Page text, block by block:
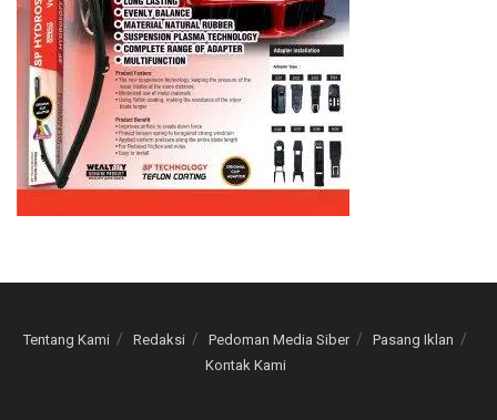
Tentang Kami Redaksi Pedoman Media Siber
Pasang Iklan
Kontak Kami